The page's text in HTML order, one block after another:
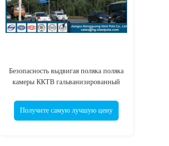
Безопасность выдвигая поляка поляка
камеры ККТВ гальванизированный
Получите самую лучшую цену